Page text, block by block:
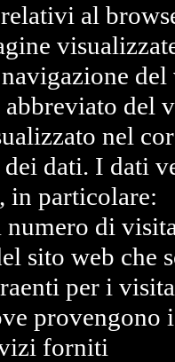
al
del
nel
dati. I dati
in particolare:
numero di
sito web che
per i
forniti